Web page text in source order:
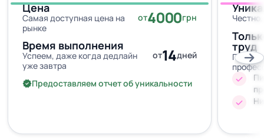
Цена
Самая доступная цена на
рынке
от4000грн
Время выполнения
Успеем, даже когда дедлайн
уже завтра
от14дней
Предоставляем отчет об уникальности
труд